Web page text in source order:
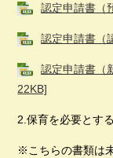
認定申請書（
認定申請書（
認定申請書（
22KB]
2.保育を必要とす
※こちらの書類は